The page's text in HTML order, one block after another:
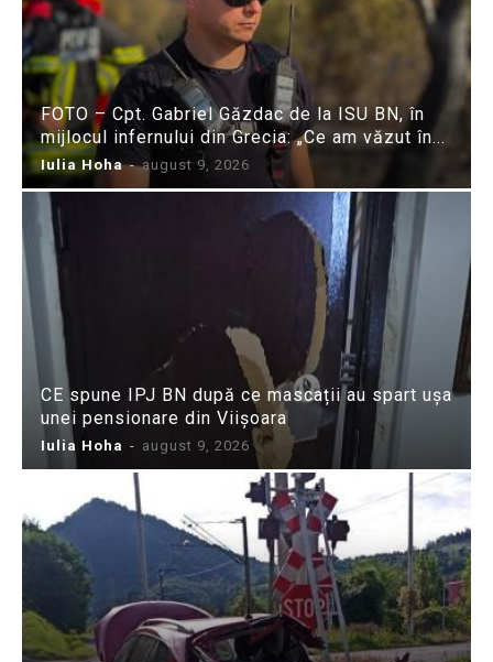
FOTO – Cpt. Gabriel Găzdac de la ISU BN, în
mijlocul infernului din Grecia: „Ce am văzut în...
Iulia Hoha - august 9, 2026
CE spune IPJ BN după ce mascații au spart ușa
unei pensionare din Viișoara
Iulia Hoha - august 9, 2026